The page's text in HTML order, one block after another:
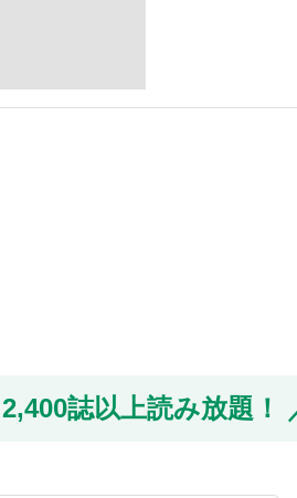
2,400誌以上読み放題！